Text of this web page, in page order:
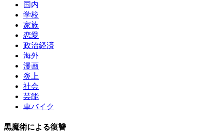
国内
学校
家族
恋愛
政治経済
海外
漫画
炎上
社会
芸能
車バイク
黒魔術による復讐